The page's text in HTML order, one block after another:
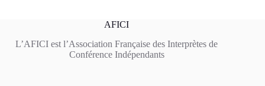
AFICI
L’AFICI est l’Association Française des Interprètes de
Conférence Indépendants